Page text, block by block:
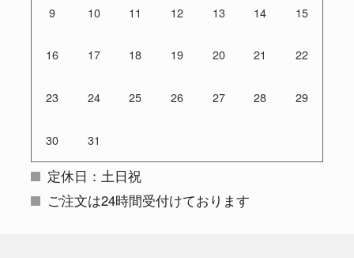
9 10 11 12 13 14 15
16 17 18 19 20 21 22
23 24 25 26 27 28 29
30 31
定休日：土日祝
ご注文は24時間受付けております